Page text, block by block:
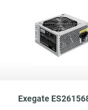
Exegate